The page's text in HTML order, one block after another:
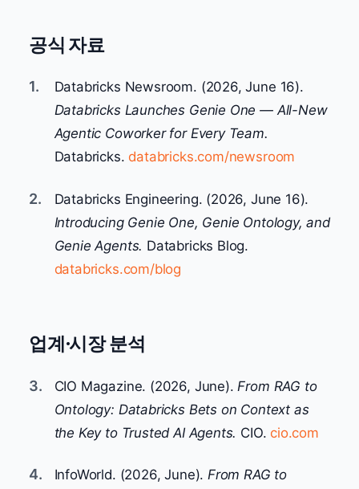
공식 자료
1.
Databricks Newsroom. (2026, June 16).
Databricks Launches Genie One — All-New
Agentic Coworker for Every Team.
Databricks. databricks.com/newsroom
2.
Databricks Engineering. (2026, June 16).
Introducing Genie One, Genie Ontology, and
Genie Agents. Databricks Blog.
databricks.com/blog
업계·시장 분석
3. CIO Magazine. (2026, June). From RAG to
Ontology: Databricks Bets on Context as
the Key to Trusted AI Agents. CIO. cio.com
4. InfoWorld. (2026, June). From RAG to